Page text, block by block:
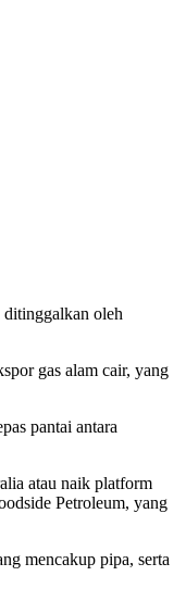
ditinggalkan oleh
gas alam cair, yang
pantai antara
atau naik platform
Petroleum, yang
mencakup pipa, serta